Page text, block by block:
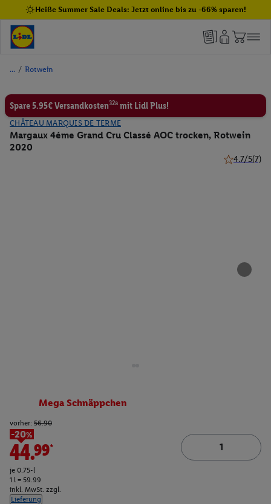
Heiße Summer Sale Deals: Jetzt online bis zu -66% sparen!
/ Rotwein
Spare 5.95€ Versandkosten32a mit Lidl Plus!
CHÂTEAU MARQUIS DE TERME
Margaux 4éme Grand Cru Classé AOC trocken, Rotwein
2020
4.7/5(7)
Mega Schnäppchen
vorher: 56.90
-20%
44.99*
je 0.75-l
1 l = 59.99
inkl. MwSt. zzgl.
Lieferung